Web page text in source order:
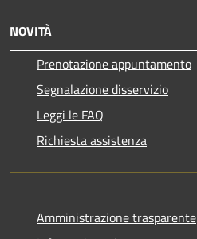
NOVITÀ
Prenotazione appuntamento
Segnalazione disservizio
Leggi le FAQ
Richiesta assistenza
Amministrazione trasparente